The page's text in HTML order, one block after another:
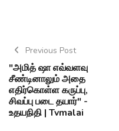
Previous Post
"அமித் ஷா எவ்வளவு
சீண்டினாலும் அதை
எதிர்கொள்ள கருப்பு,
சிவப்பு படை தயார்" -
உதயநிதி | Tvmalai